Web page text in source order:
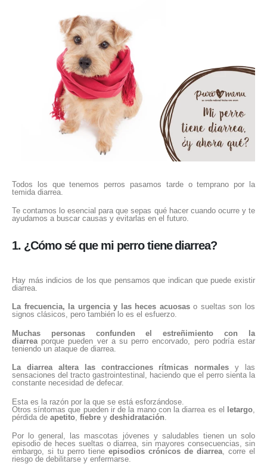
Todos los que tenemos perros pasamos tarde o temprano por la
temida diarrea.
Te contamos lo esencial para que sepas qué hacer cuando ocurre y te
ayudamos a buscar causas y evitarlas en el futuro.
1. ¿Cómo sé que mi perro tiene diarrea?
Hay más indicios de los que pensamos que indican que puede existir
diarrea.
La frecuencia, la urgencia y las heces acuosaso sueltas son los
signos clásicos, pero también lo es el esfuerzo.
Muchas personas confunden el estreñimiento con la
diarrea porque pueden ver a su perro encorvado, pero podría estar
teniendo un ataque de diarrea.
La diarrea altera las contracciones rítmicas normales y las
sensaciones del tracto gastrointestinal, haciendo que el perro sienta la
constante necesidad de defecar.
Esta es la razón por la que se está esforzándose.
Otros síntomas que pueden ir de la mano con la diarrea es el
letargo
pérdida de apetito fiebre y deshidratación
Por lo general, las mascotas jóvenes y saludables tienen un solo
episodio de heces sueltas o diarrea, sin mayores consecuencias, sin
embargo, si tu perro tiene episodios crónicos de diarrea, corre el
riesgo de debilitarse y enfermarse.